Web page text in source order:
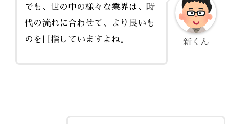
でも、世の中の様々な業界は、時
代の流れに合わせて、より良いも
のを目指していますよね。
新くん